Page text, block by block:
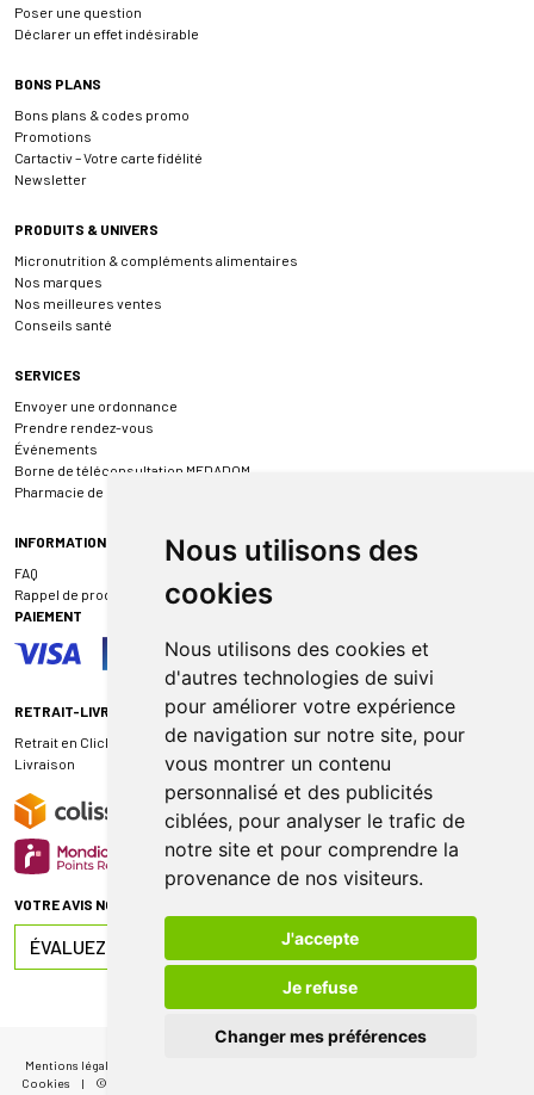
Nous utilisons des
cookies
Nous utilisons des cookies et
d'autres technologies de suivi
pour améliorer votre expérience
de navigation sur notre site, pour
vous montrer un contenu
personnalisé et des publicités
ciblées, pour analyser le trafic de
notre site et pour comprendre la
provenance de nos visiteurs.
J'accepte
Je refuse
Changer mes préférences
Poser une question
Déclarer un effet indésirable
BONS PLANS
Bons plans & codes promo
Promotions
Cartactiv – Votre carte fidélité
Newsletter
PRODUITS & UNIVERS
Micronutrition & compléments alimentaires
Nos marques
Nos meilleures ventes
Conseils santé
SERVICES
Envoyer une ordonnance
Prendre rendez-vous
Événements
Borne de téléconsultation MEDADOM
Pharmacie de garde
INFORMATIONS
FAQ
Rappel de produit
PAIEMENT
RETRAIT-LIVRAISON
Retrait en Click & Collect
Livraison
VOTRE AVIS NOUS INTÉRESSE
ÉVALUEZ-NOUS SUR
Mentions légales
Cookies
| © 2026 Pharmacie de Sauternes